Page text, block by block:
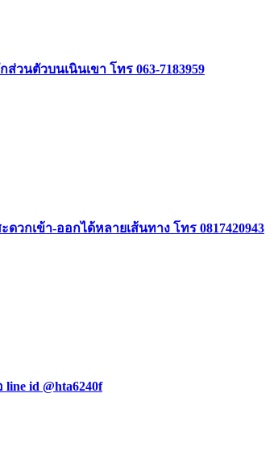
นตัวบนเนินเขา โทร 063-7183959
กเข้า-ออกได้หลายเส้นทาง โทร 0817420943
id @hta6240f